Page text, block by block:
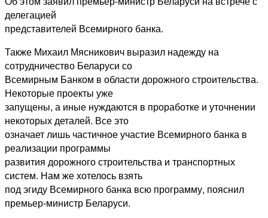
делегацией
представителей Всемирного банка.
Также Михаил Мясникович выразил надежду на
сотрудничество Беларуси со
Всемирным Банком в области дорожного строительства.
Некоторые проекты уже
запущены, а иные нуждаются в проработке и уточнении
некоторых деталей. Все это
означает лишь частичное участие Всемирного банка в
реализации программы
развития дорожного строительства и транспортных
систем. Нам же хотелось взять
под эгиду Всемирного банка всю программу, пояснил
премьер-министр Беларуси.